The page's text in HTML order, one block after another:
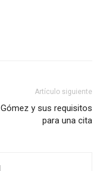
Artículo siguiente
y sus requisitos
para una cita